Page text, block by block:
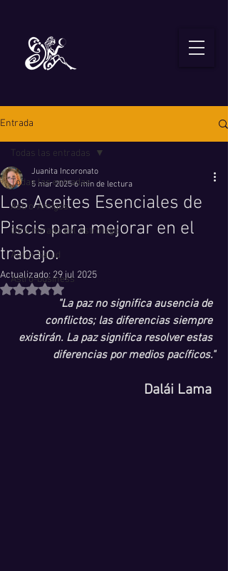
Entrada
Todas las entradas
Astro-Amigos
Otra mirada del Astrólogo
Astro-Salud
Astro-business
Todas las entradas
Los Aceites Esenciales de
Piscis para mejorar en el
trabajo.
Juanita Incoronato
5 mar 2025 6 min de lectura
Actualizado:29 jul 2025
Obtuvo NaN de 5 estrellas.
"La paz no significa ausencia de
conflictos; las diferencias siempre
existirán. La paz significa resolver estas
diferencias por medios pacíficos."
Dalái Lama